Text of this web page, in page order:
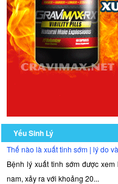
Yếu Sinh Lý
Thế nào là xuất tinh sớm | lý do
Bệnh lý xuất tinh sớm được
nam, xảy ra với khoảng 20...